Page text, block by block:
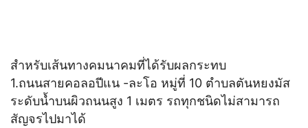
สำหรับเส้นทางคมนาคมที่ได้รับผลกระทบ
1.ถนนสายคอลอปีแน -ละโอ หมู่ที่ 10 ตำบลตันหยงมัส
ระดับน้ำบนผิวถนนสูง 1 เมตร รถทุกชนิดไม่สามารถ
สัญจรไปมาได้